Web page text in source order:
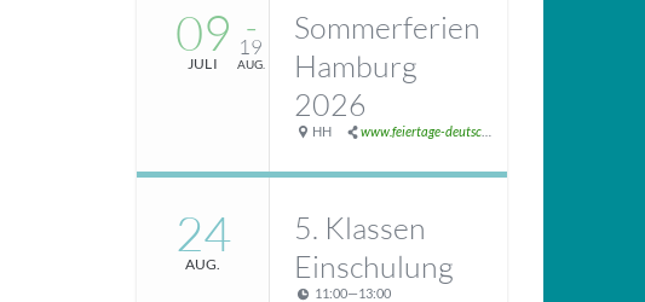
09
JULI
–
19
AUG.
Sommerferien
Hamburg
2026
HH www.feiertage-deutschland.de/schulferien/sommerferien/
24
AUG.
5. Klassen
Einschulung
11:00—13:00